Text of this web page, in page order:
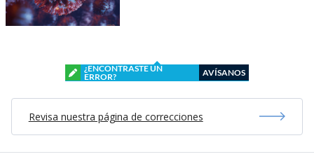
¿ENCONTRASTE UN
ERROR?
AVÍSANOS
Revisa nuestra página de correcciones